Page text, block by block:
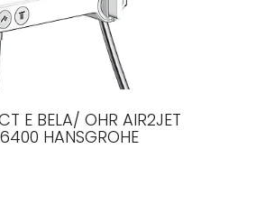
E BELA/ OHR AIR2JET
HANSGROHE